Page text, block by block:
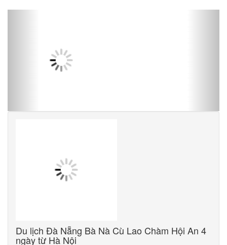
Du lịch Đà Nẵng Bà Nà Cù Lao Chàm Hội An 4
ngày từ Hà Nội